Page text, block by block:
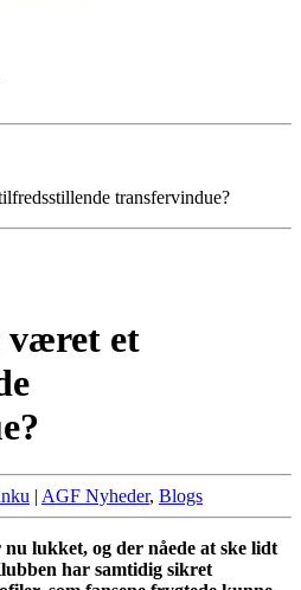
transfervindue?
været et
| AGF Nyheder, Blogs
lukket, og der nåede at ske lidt
har samtidig sikret